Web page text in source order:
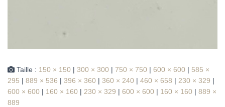
Taille : 150 × 150 | 300 × 300 | 750 × 750 | 600 × 600 | 585 ×
295 | 889 × 536 | 396 × 360 | 360 × 240 | 460 × 658 | 230 × 329 |
600 × 600 | 160 × 160 | 230 × 329 | 600 × 600 | 160 × 160 | 889 ×
889